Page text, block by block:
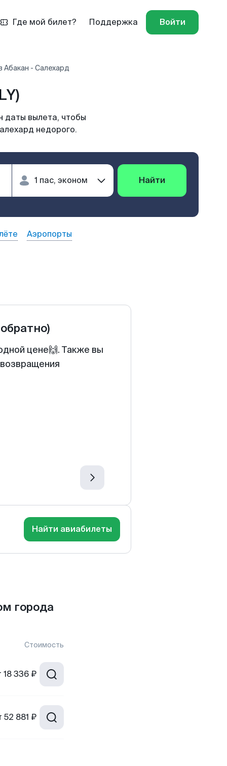
Где мой билет? Поддержка Войти
Абакан - Салехард
даты вылета, чтобы
недорого.
Найти
Аэропорты
цене🙌. Также вы
Найти авиабилеты
города
Стоимость
18 336 ₽
52 881 ₽